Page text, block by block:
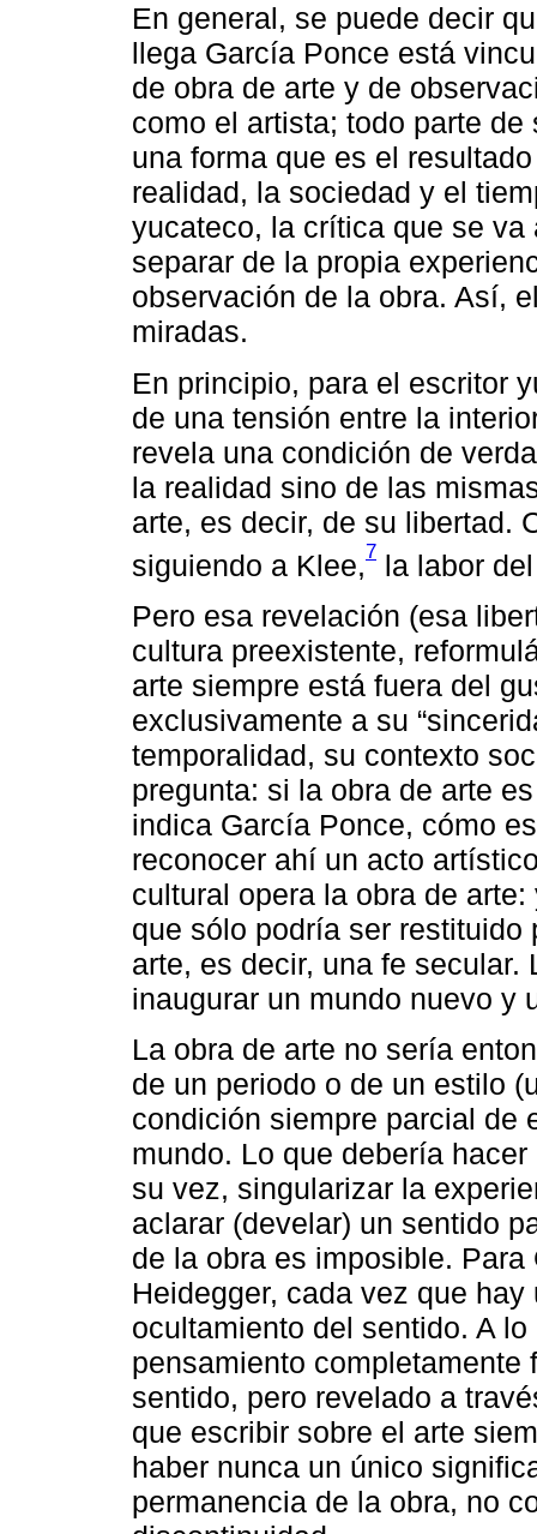
En general, se puede decir
llega García Ponce está
de obra de arte y de
como el artista; todo parte
una forma que es el
realidad, la sociedad y el
yucateco, la crítica que se
separar de la propia
observación de la obra. Así,
miradas.
En principio, para el escritor
de una tensión entre la
revela una condición de
la realidad sino de las
arte, es decir, de su libertad.
siguiendo a Klee,7 la labor
Pero esa revelación (esa
cultura preexistente,
arte siempre está fuera del
exclusivamente a su
temporalidad, su contexto
pregunta: si la obra de arte
indica García Ponce, cómo
reconocer ahí un acto
cultural opera la obra de
que sólo podría ser restituido
arte, es decir, una fe
inaugurar un mundo nuevo y
La obra de arte no sería
de un periodo o de un estilo
condición siempre parcial de
mundo. Lo que debería
su vez, singularizar la
aclarar (develar) un sentido
de la obra es imposible.
Heidegger, cada vez que
ocultamiento del sentido. A
pensamiento
sentido, pero revelado a
que escribir sobre el arte
haber nunca un único
permanencia de la obra, no